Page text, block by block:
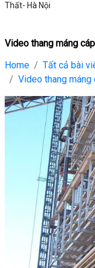
Thất- Hà Nội
Video thang máng
Home
Tất cả bài
Video thang máng